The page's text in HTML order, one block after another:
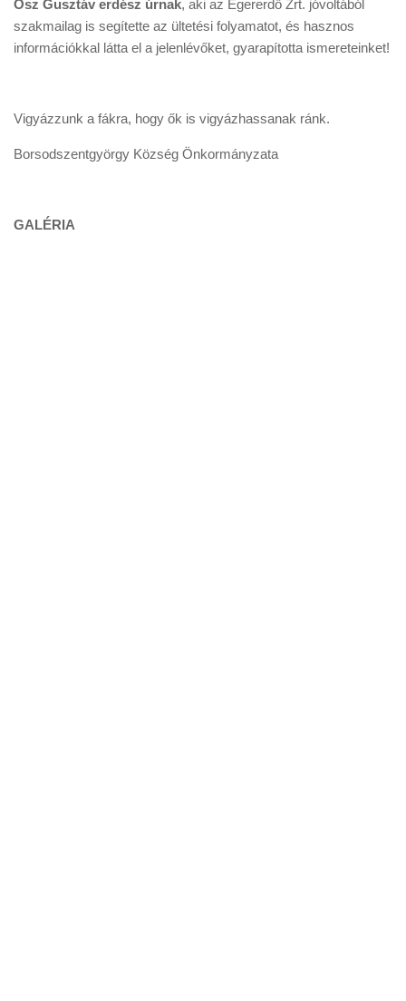
Ősz Gusztáv erdész úrnak, aki az Egererdő Zrt. jóvoltából
szakmailag is segítette az ültetési folyamatot, és hasznos
információkkal látta el a jelenlévőket, gyarapította ismereteinket!
Vigyázzunk a fákra, hogy ők is vigyázhassanak ránk.
Borsodszentgyörgy Község Önkormányzata
GALÉRIA